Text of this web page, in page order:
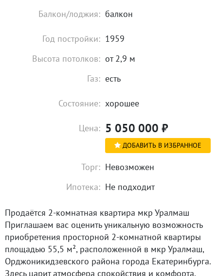
Балкон/лоджия: балкон
Год постройки: 1959
Высота потолков: от 2,9 м
Газ: есть
Состояние: хорошее
Цена: 5 050 000 ₽
ДОБАВИТЬ В ИЗБРАННОЕ
Торг: Невозможен
Ипотека: Не подходит
Продаётся 2-комнатная квартира мкр Уралмаш
Приглашаем вас оценить уникальную возможность
приобретения просторной 2-комнатной квартиры
площадью 55,5 м², расположенной в мкр Уралмаш,
Орджоникидзевского района города Екатеринбурга.
Здесь царит атмосфера спокойствия и комфорта,